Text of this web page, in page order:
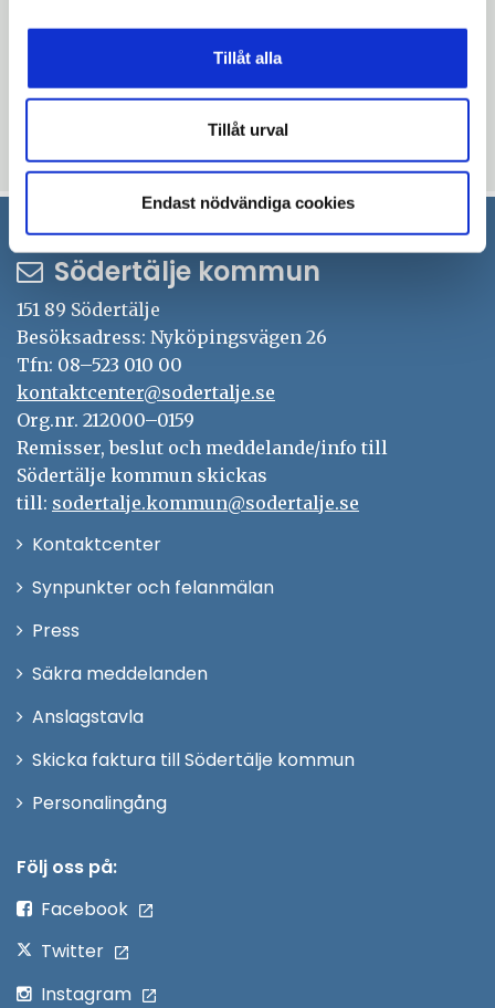
Tillåt alla
Tillåt urval
Endast nödvändiga cookies
Vi bjuder på lunch!
Uppdaterad: 2025-03-05
Södertälje kommun
151 89 Södertälje
Besöksadress: Nyköpingsvägen 26
Tfn: 08–523 010 00
kontaktcenter@sodertalje.se
Org.nr. 212000–0159
Remisser, beslut och meddelande/info till
Södertälje kommun skickas
till: sodertalje.kommun@sodertalje.se
KontaktcenterÖppna
Synpunkter och felanmälan
Press
fönster
Säkra meddelanden
Anslagstavla
Skicka faktura till Södertälje kommun
PersonalingångÖppna
Följ oss på:
Facebook
Twitter
Instagram